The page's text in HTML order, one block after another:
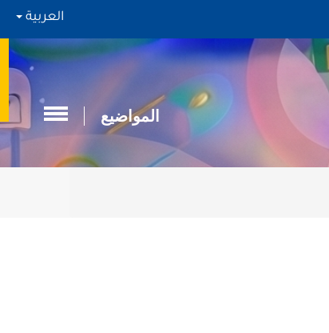
العربية
المواضيع